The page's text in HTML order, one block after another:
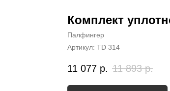
Комплект
Палфингер
Артикул: TD 314
11 077 р. 11 893 р.